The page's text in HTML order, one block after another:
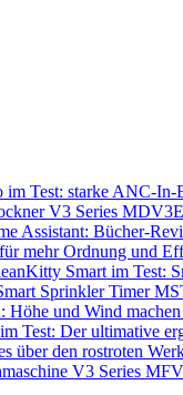
Test: starke ANC-In-
V3 Series
Assistant: Bücher-
mehr Ordnung und
Smart im Test:
Sprinkler Timer
Höhe und Wind
Test: Der ultimative
über den rostroten
V3 Series